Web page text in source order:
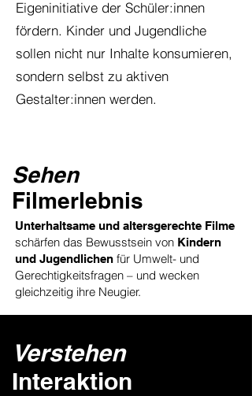
Eigeninitiative der Schüler:innen
fördern. Kinder und Jugendliche
sollen nicht nur Inhalte konsumieren,
sondern selbst zu aktiven
Gestalter:innen werden.
Sehen
Filmerlebnis
Unterhaltsame und altersgerechte Filme
schärfen das Bewusstsein von Kindern
und Jugendlichen für Umwelt- und
Gerechtigkeitsfragen – und wecken
gleichzeitig ihre Neugier.
Verstehen
Interaktion